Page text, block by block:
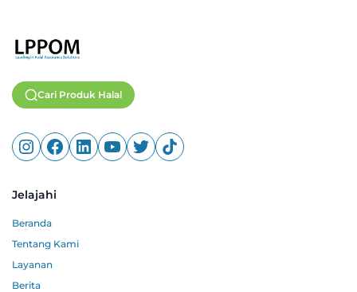
Cari Produk Halal
Jelajahi
Beranda
Tentang Kami
Layanan
Berita